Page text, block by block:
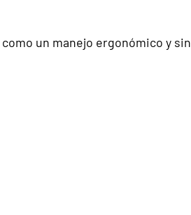
un manejo ergonómico y sin